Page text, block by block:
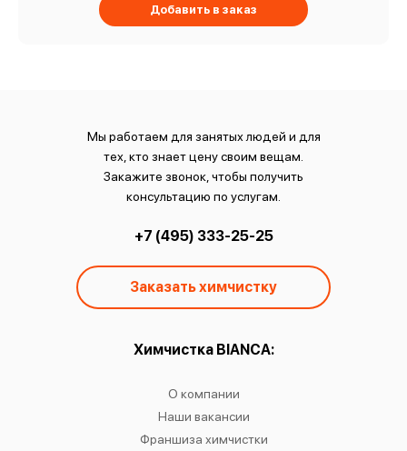
Добавить в заказ
Мы работаем для занятых людей и для
тех, кто знает цену своим вещам.
Закажите звонок, чтобы получить
консультацию по услугам.
+7 (495) 333-25-25
Заказать химчистку
Химчистка BIANCA:
О компании
Наши вакансии
Франшиза химчистки